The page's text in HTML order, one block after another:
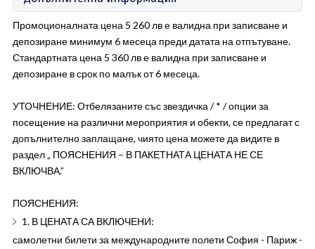
Промоционалната цена 5 260 лв е валидна при записване и
депозиране минимум 6 месеца преди датата на отпътуване.
Стандартната цена 5 360 лв е валидна при записване и
депозиране в срок по малък от 6 месеца.
УТОЧНЕНИЕ: Отбелязаните със звездичка / * / опции за
посещение на различни мероприятия и обекти, се предлагат с
допълнително заплащане, чиято цена можете да видите в
раздел „ ПОЯСНЕНИЯ – В ПАКЕТНАТА ЦЕНАТА НЕ СЕ
ВКЛЮЧВА.”
ПОЯСНЕНИЯ:
1. В ЦЕНАТА СА ВКЛЮЧЕНИ:
самолетни билети за международните полети София - Париж -